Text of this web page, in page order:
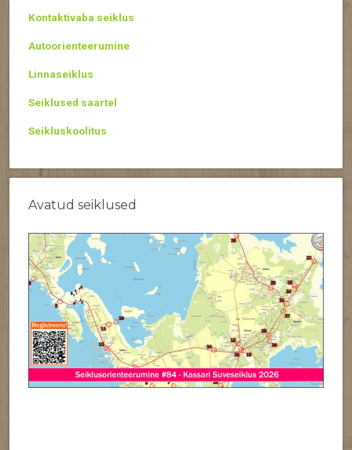
Kontaktivaba seiklus
Autoorienteerumine
Linnaseiklus
Seiklused saartel
Seikluskoolitus
Avatud seiklused